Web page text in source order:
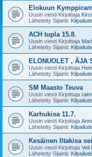
Elokuun
Uusin viesti Kirjoittaja
Lähetetty Sijainti:
ACH tupla 15.8.
Uusin viesti Kirjoittaja
Lähetetty Sijainti:
ELONUOLET , ÄJA
Uusin viesti Kirjoittaja
Lähetetty Sijainti:
SM Maasto Teuva
Uusin viesti Kirjoittaja
Lähetetty Sijainti:
Karhukisa 11.7.
Uusin viesti Kirjoittaja
Lähetetty Sijainti:
Kesäinen Iltakisa
Uusin viesti Kirjoittaja Veli
Lähetetty Sijainti: